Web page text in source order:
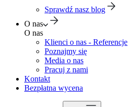
Sprawdź nasz blog
O nas
O nas
Klienci o nas - Referencje
Poznajmy się
Media o nas
Pracuj z nami
Kontakt
Bezpłatna wycena